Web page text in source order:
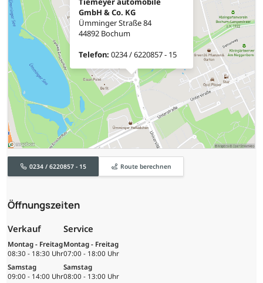
GmbH & Co. KG
Ümminger Straße 84
44892 Bochum
Telefon: 0234 / 6220857 - 15
0234 / 6220857 - 15 Route berechnen
Öffnungszeiten
Verkauf
Montag - Freitag
08:30 - 18:30 Uhr
Samstag
09:00 - 14:00 Uhr
Service
Montag - Freitag
07:00 - 18:00 Uhr
Samstag
08:00 - 13:00 Uhr